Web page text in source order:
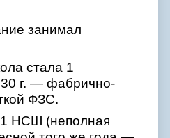
занимал
стала 1
г. — фабрично-
ФЗС.
НСШ (неполная